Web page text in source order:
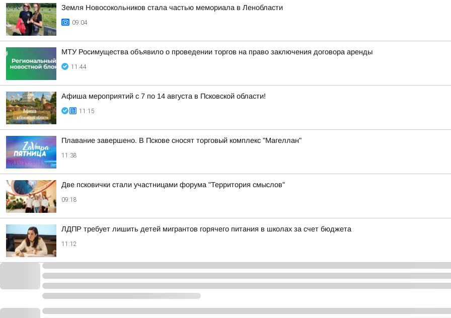
Земля Новосокольников стала частью мемориала в Ленобласти
09:04
МТУ Росимущества объявило о проведении торгов на право заключения договора аренды
11:44
Афиша мероприятий с 7 по 14 августа в Псковской области!
11:15
Плавание завершено. В Пскове сносят торговый комплекс "Магеллан"
11:38
Две псковички стали участницами форума "Территория смыслов"
09:18
ЛДПР требует лишить детей мигрантов горячего питания в школах за счет бюджета
11:12